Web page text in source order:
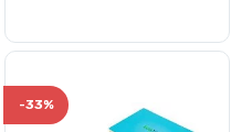
-33%